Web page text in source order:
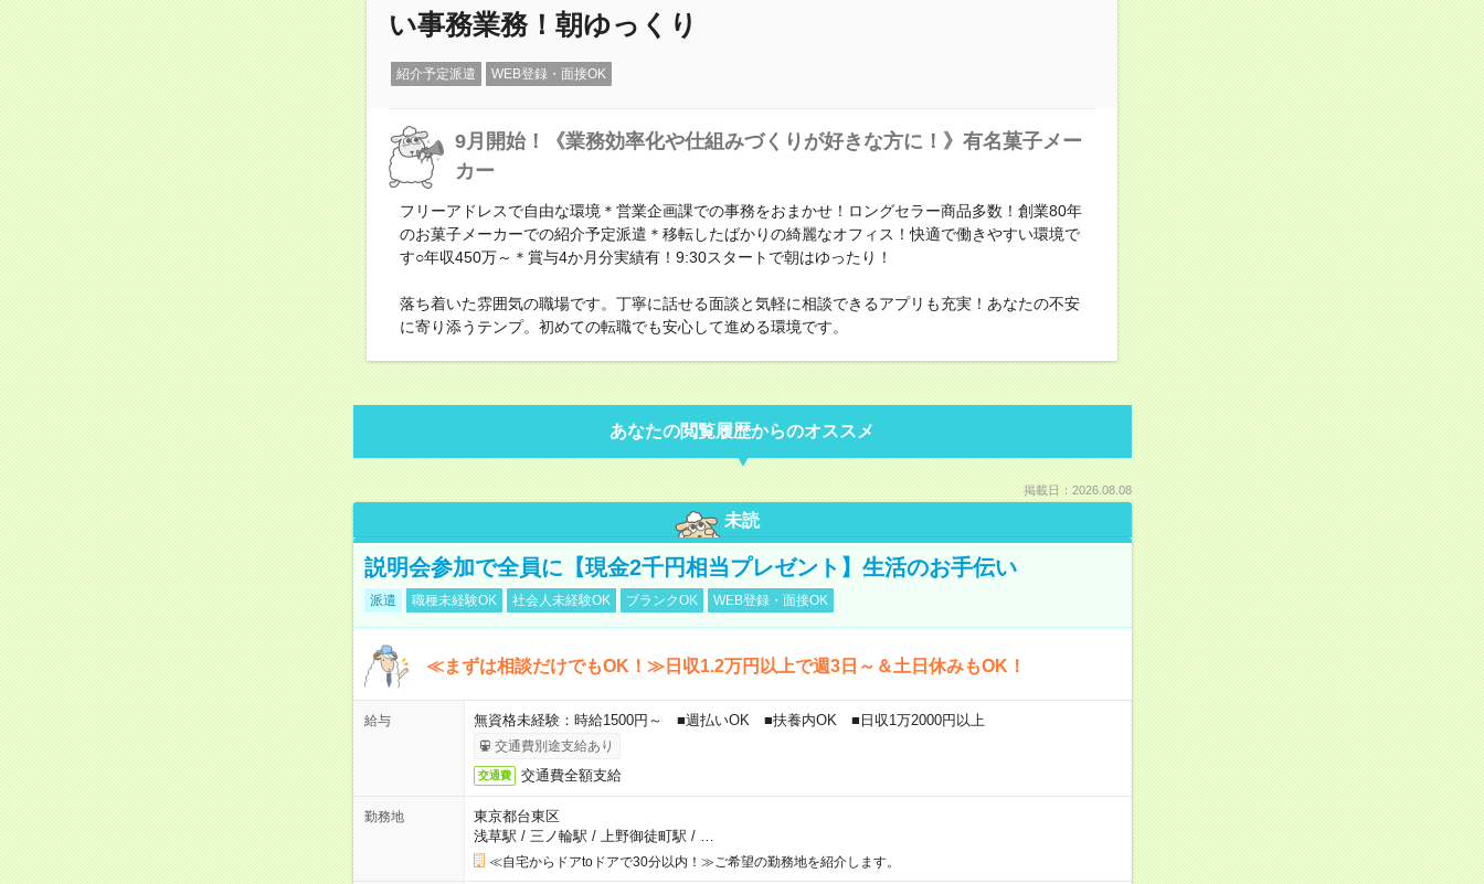
い事務業務！朝ゆっくり
紹介予定派遣 WEB登録・面接OK
9月開始！《業務効率化や仕組みづくりが好きな方に！》有名菓子メー
カー
フリーアドレスで自由な環境＊営業企画課での事務をおまかせ！ロングセラー商品多数！創業80年
のお菓子メーカーでの紹介予定派遣＊移転したばかりの綺麗なオフィス！快適で働きやすい環境で
す○年収450万～＊賞与4か月分実績有！9:30スタートで朝はゆったり！
落ち着いた雰囲気の職場です。丁寧に話せる面談と気軽に相談できるアプリも充実！あなたの不安
に寄り添うテンプ。初めての転職でも安心して進める環境です。
あなたの閲覧履歴からのオススメ
掲載日：2026.08.08
未読
説明会参加で全員に【現金2千円相当プレゼント】生活のお手伝い
派遣 職種未経験OK 社会人未経験OK ブランクOK WEB登録・面接OK
≪まずは相談だけでもOK！≫日収1.2万円以上で週3日～＆土日休みもOK！
給与 無資格未経験：時給1500円～ ■週払いOK ■扶養内OK ■日収1万2000円以上
交通費別途支給あり
交通費 交通費全額支給
勤務地
東京都台東区
浅草駅 / 三ノ輪駅 / 上野御徒町駅 /
≪自宅からドアtoドアで30分以内！≫ご希望の勤務地を紹介します。